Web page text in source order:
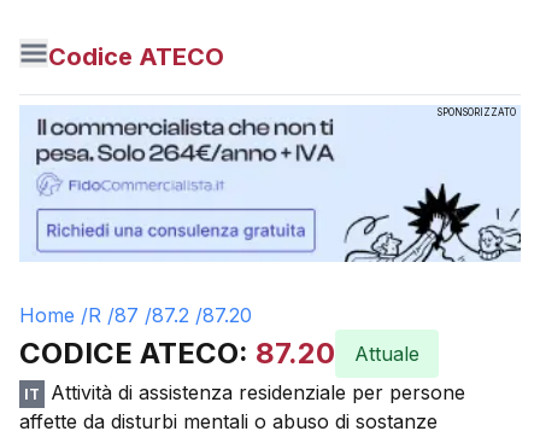
Codice ATECO
SPONSORIZZATO
Home /R /87 /87.2 /87.20
CODICE ATECO: 87.20 Attuale
IT
Attività di assistenza residenziale per persone
affette da disturbi mentali o abuso di sostanze